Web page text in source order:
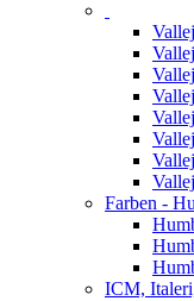
Farben -
ICM,